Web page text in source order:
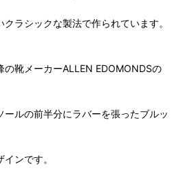
ラシックな製法で作られています。
の靴メーカーALLEN EDOMONDSの
ールの前半分にラバーを張ったブルッ
ンです。